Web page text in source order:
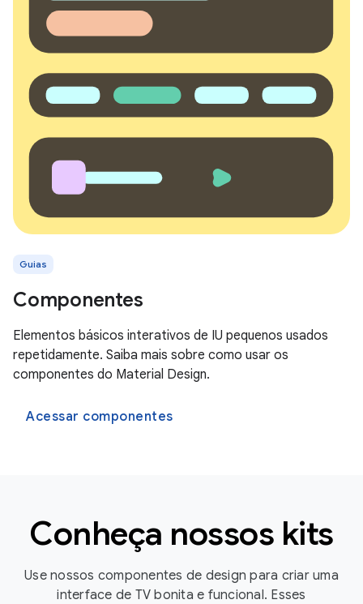
Guias
Componentes
Elementos básicos interativos de IU pequenos usados
repetidamente. Saiba mais sobre como usar os
componentes do Material Design.
Acessar componentes
Conheça nossos kits
Use nossos componentes de design para criar uma
interface de TV bonita e funcional. Esses